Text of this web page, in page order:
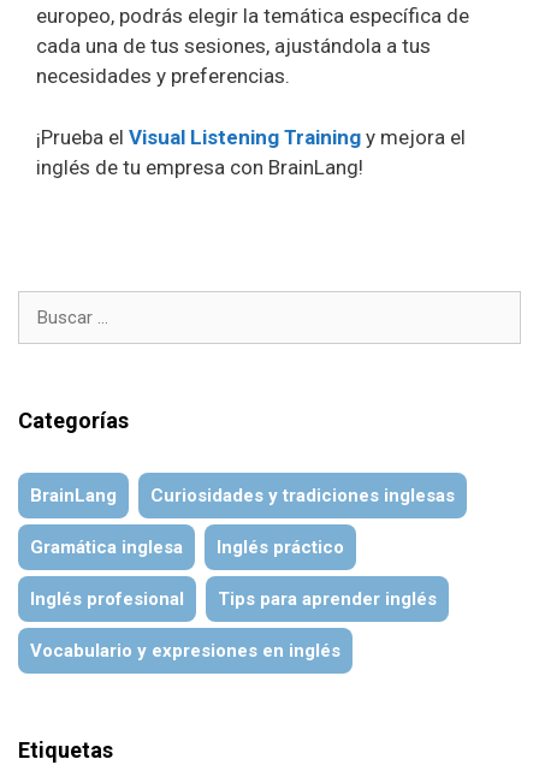
europeo, podrás elegir la temática específica de
cada una de tus sesiones, ajustándola a tus
necesidades y preferencias.
¡Prueba el Visual Listening Training y mejora el
inglés de tu empresa con BrainLang!
Categorías
BrainLang Curiosidades y tradiciones inglesas
Gramática inglesa Inglés práctico
Inglés profesional Tips para aprender inglés
Vocabulario y expresiones en inglés
Etiquetas